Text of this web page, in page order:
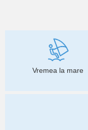
Vremea la mare